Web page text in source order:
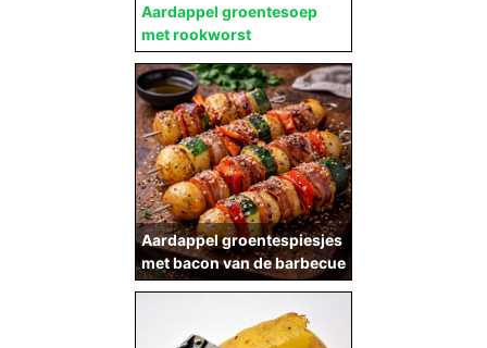
Aardappel groentesoep
met rookworst
Aardappel groentespiesjes
met bacon van de barbecue